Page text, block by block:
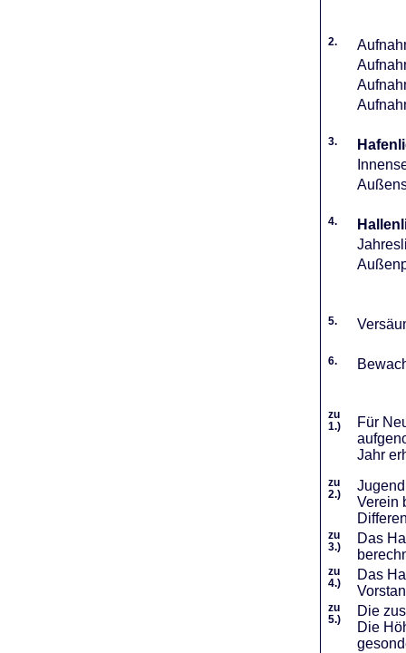
2.
3.
4.
5.
6.
zu
1.)
Für
Jahr
zu
2.)
Verein
zu
3.)
Das
zu
4.)
Das
zu
5.)
Die
Die